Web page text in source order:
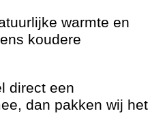
warmte en
koudere
direct een
dan pakken wij het